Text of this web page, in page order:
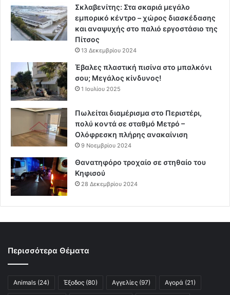
Σκλαβενίτης: Στα σκαριά μεγάλο
εμπορικό κέντρο – χώρος διασκέδασης
και αναψυχής στο παλιό εργοστάσιο της
Πίτσος
13 Δεκεμβρίου 2024
Έβαλες πλαστική πισίνα στο μπαλκόνι
σου; Μεγάλος κίνδυνος!
1 Ιουλίου 2025
Πωλείται διαμέρισμα στο Περιστέρι,
πολύ κοντά σε σταθμό Μετρό –
Ολόφρεσκη πλήρης ανακαίνιση
9 Νοεμβρίου 2024
Θανατηφόρο τροχαίο σε στηθαίο του
Κηφισού
28 Δεκεμβρίου 2024
Περισσότερα Θέματα
Animals (24) Έξοδος (80) Αγγελίες (97) Αγορά (21)